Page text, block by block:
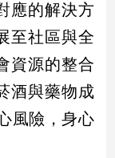
應的解決方
至社區與全
資源的整合
酒與藥物成
風險，身心